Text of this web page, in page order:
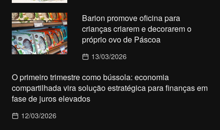
Barion promove oficina para
crianças criarem e decorarem o
próprio ovo de Páscoa
13/03/2026
O primeiro trimestre como bússola: economia
compartilhada vira solução estratégica para finanças em
fase de juros elevados
12/03/2026